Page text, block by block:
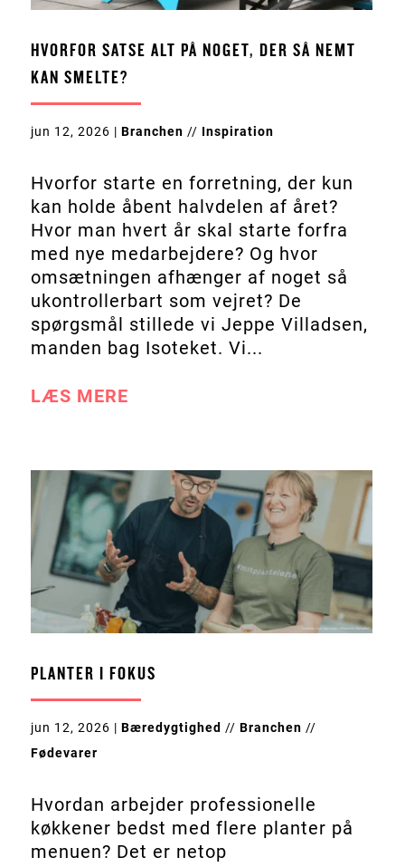
HVORFOR SATSE ALT PÅ NOGET, DER SÅ NEMT
KAN SMELTE?
jun 12, 2026 | Branchen // Inspiration
Hvorfor starte en forretning, der kun
kan holde åbent halvdelen af året?
Hvor man hvert år skal starte forfra
med nye medarbejdere? Og hvor
omsætningen afhænger af noget så
ukontrollerbart som vejret? De
spørgsmål stillede vi Jeppe Villadsen,
manden bag Isoteket. Vi...
LÆS MERE
PLANTER I FOKUS
jun 12, 2026 | Bæredygtighed // Branchen //
Fødevarer
Hvordan arbejder professionelle
køkkener bedst med flere planter på
menuen? Det er netop